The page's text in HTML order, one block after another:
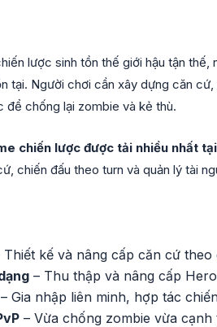
lược sinh tồn thế giới hậu tận
tại. Người chơi cần xây dựng căn
để chống lại zombie và kẻ thù.
chiến lược được tải nhiều nhất
chiến đấu theo turn và quản lý tài
Thiết kế và nâng cấp căn cứ
– Thu thập và nâng cấp
– Gia nhập liên minh, hợp tác
– Vừa chống zombie vừa